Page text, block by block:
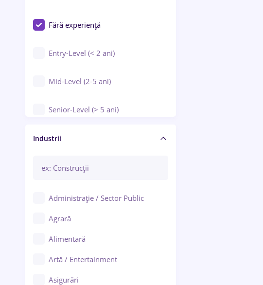
Fără experiență
Entry-Level (< 2 ani)
Mid-Level (2-5 ani)
Senior-Level (> 5 ani)
Manager / Executiv
Industrii
Administrație / Sector Public
Agrară
Alimentară
Artă / Entertainment
Asigurări